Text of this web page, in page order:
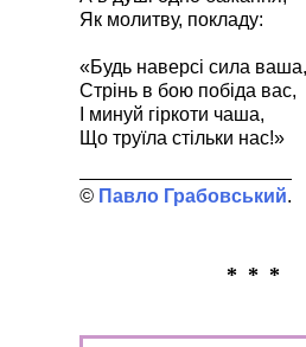
Як молитву, покладу:
«Будь наверсі сила ваша,
Стрінь в бою побіда вас,
І минуй гіркоти чаша,
Що труїла стільки нас!»
Павло Грабовський
* * *